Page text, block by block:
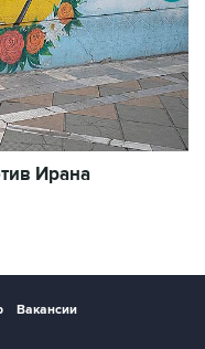
Ирана
Вакансии